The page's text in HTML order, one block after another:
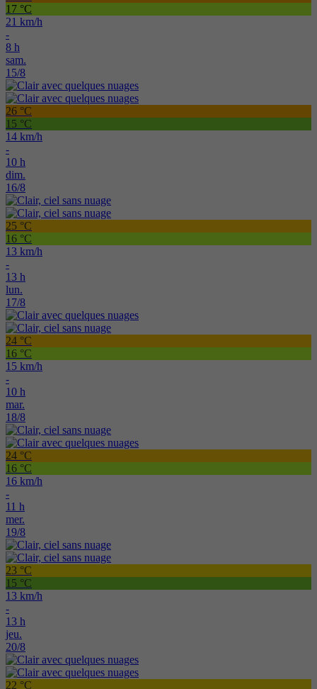
17 °C
21 km/h
-
8 h
sam.
15/8
26 °C
15 °C
14 km/h
-
10 h
dim.
16/8
25 °C
16 °C
13 km/h
-
13 h
lun.
17/8
24 °C
16 °C
15 km/h
-
10 h
mar.
18/8
24 °C
16 °C
16 km/h
-
11 h
mer.
19/8
23 °C
15 °C
13 km/h
-
13 h
jeu.
20/8
22 °C